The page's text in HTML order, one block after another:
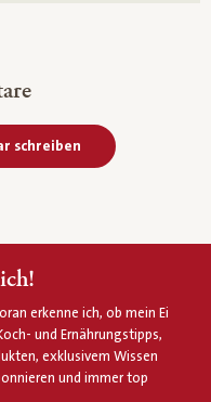
schreiben
erkenne ich, ob mein Ei
und Ernährungstipps,
exklusivem Wissen
und immer top